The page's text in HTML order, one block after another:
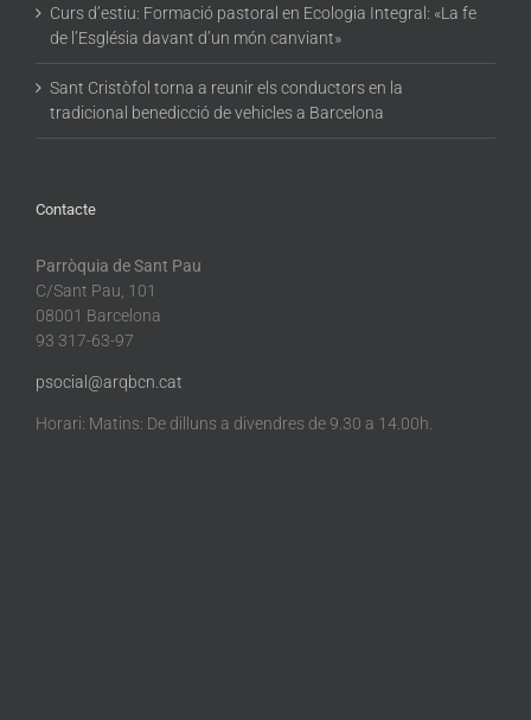
Curs d’estiu: Formació pastoral en Ecologia Integral: «La fe
de l’Església davant d’un món canviant»
Sant Cristòfol torna a reunir els conductors en la
tradicional benedicció de vehicles a Barcelona
Contacte
Parròquia de Sant Pau
C/Sant Pau, 101
08001 Barcelona
93 317-63-97
psocial@arqbcn.cat
Horari: Matins: De dilluns a divendres de 9.30 a 14.00h.